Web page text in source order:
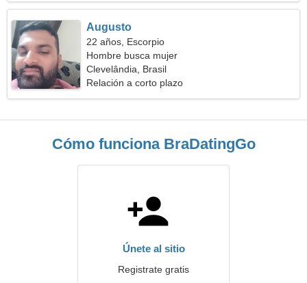
Augusto
22 años, Escorpio
Hombre busca mujer
Clevelândia, Brasil
Relación a corto plazo
Cómo funciona BraDatingGo
Únete al sitio
Registrate gratis